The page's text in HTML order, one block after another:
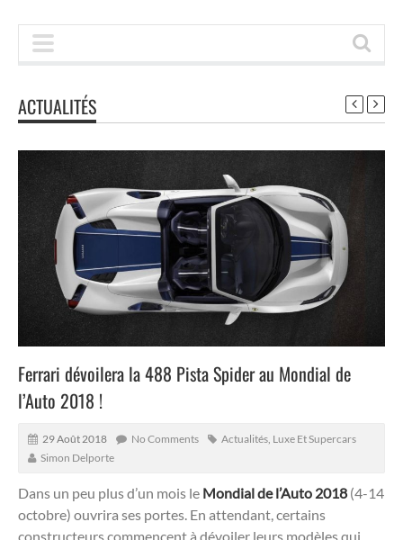
ACTUALITÉS
Ferrari dévoilera la 488 Pista Spider au Mondial de
l’Auto 2018 !
29 Août 2018 No Comments Actualités Luxe Et Supercars
Simon Delporte
Dans un peu plus d’un mois le Mondial de l’Auto 2018(4-14
octobre) ouvrira ses portes. En attendant, certains
constructeurs commencent à dévoiler leurs modèles qui